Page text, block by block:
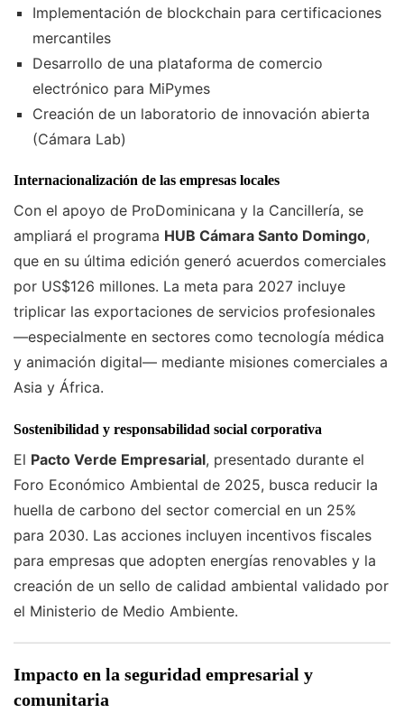
Implementación de blockchain para certificaciones
mercantiles
Desarrollo de una plataforma de comercio
electrónico para MiPymes
Creación de un laboratorio de innovación abierta
(Cámara Lab)
Internacionalización de las empresas locales
Con el apoyo de ProDominicana y la Cancillería, se
ampliará el programa HUB Cámara Santo Domingo,
que en su última edición generó acuerdos comerciales
por US$126 millones. La meta para 2027 incluye
triplicar las exportaciones de servicios profesionales
—especialmente en sectores como tecnología médica
y animación digital— mediante misiones comerciales a
Asia y África.
Sostenibilidad y responsabilidad social corporativa
El Pacto Verde Empresarial, presentado durante el
Foro Económico Ambiental de 2025, busca reducir la
huella de carbono del sector comercial en un 25%
para 2030. Las acciones incluyen incentivos fiscales
para empresas que adopten energías renovables y la
creación de un sello de calidad ambiental validado por
el Ministerio de Medio Ambiente.
Impacto en la seguridad empresarial y
comunitaria